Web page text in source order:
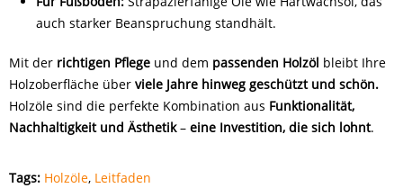
auch starker Beanspruchung standhält.
Mit der richtigen Pflege und dem passenden Holzöl bleibt Ihre
Holzoberfläche über viele Jahre hinweg geschützt und schön.
Holzöle sind die perfekte Kombination aus Funktionalität,
Nachhaltigkeit und Ästhetik– eine Investition, die sich lohnt.
Tags: Holzöle, Leitfaden